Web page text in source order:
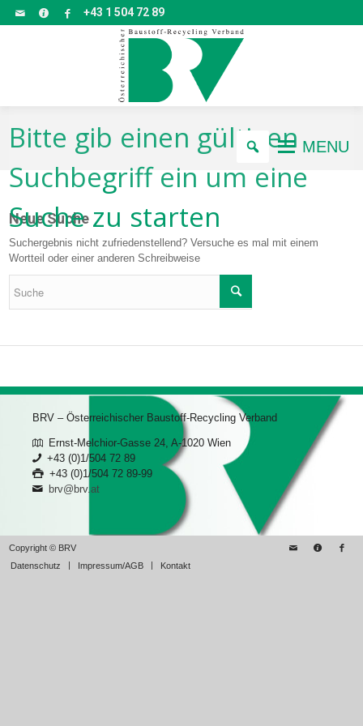
+43 1 504 72 89
MENU
Bitte gib einen gültigen
Suchbegriff ein um eine
Suche zu starten
Neue Suche
Suchergebnis nicht zufriedenstellend? Versuche es mal mit einem
Wortteil oder einer anderen Schreibweise
BRV – Österreichischer Baustoff-Recycling Verband
Ernst-Melchior-Gasse 24, A-1020 Wien
+43 (0)1/504 72 89
+43 (0)1/504 72 89-99
brv@brv.at
Copyright © BRV
Datenschutz
Impressum/AGB Kontakt